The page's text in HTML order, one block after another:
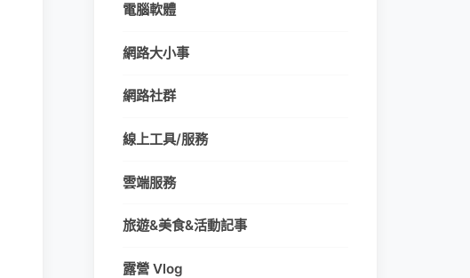
電腦軟體
網路大小事
網路社群
線上工具/服務
雲端服務
旅遊&美食&活動記事
露營 Vlog